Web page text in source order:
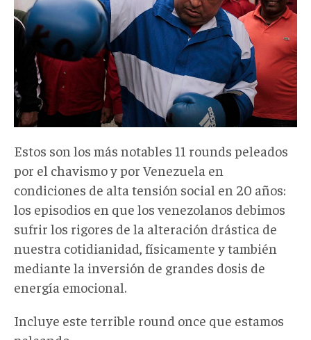
Estos son los más notables 11 rounds peleados
por el chavismo y por Venezuela en
condiciones de alta tensión social en 20 años:
los episodios en que los venezolanos debimos
sufrir los rigores de la alteración drástica de
nuestra cotidianidad, físicamente y también
mediante la inversión de grandes dosis de
energía emocional.
Incluye este terrible round once que estamos